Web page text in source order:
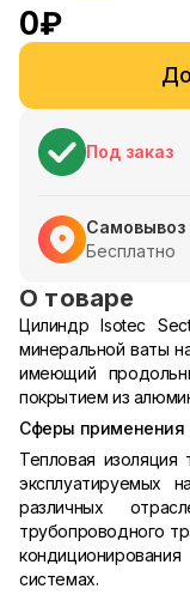
0₽
Под заказ
Самовывоз
Бесплатно
О товаре
Цилиндр Isotec
минеральной ваты
имеющий
покрытием из
Сферы применения
Тепловая изоляция
эксплуатируемых
различных
трубопроводного
системах.